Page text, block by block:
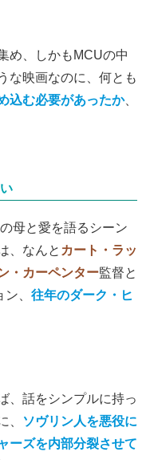
め、しかもMCUの中
な映画なのに、何とも
込む必要があったか、
母と愛を語るシーン
、なんと カート・ラッ
・カーペンター監督と
、 往年のダーク・ヒ
、話をシンプルに持っ
、
ソヴリン人を悪役に
ーズを内部分裂させて